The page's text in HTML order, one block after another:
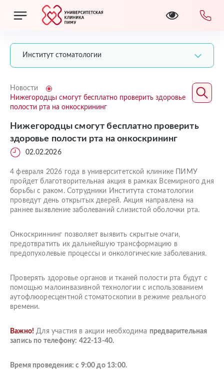
Институт стоматологии
Новости
Нижегородцы смогут бесплатно проверить здоровье
полости рта на онкоскрининг
Нижегородцы смогут бесплатно проверить
здоровье полости рта на онкоскрининг
02.02.2026
4 февраля 2026 года в университетской клинике ПИМУ
пройдет благотворительная акция в рамках Всемирного дня
борьбы с раком. Сотрудники Института стоматологии
проведут день открытых дверей. Акция направлена на
раннее выявление заболеваний слизистой оболочки рта.
Онкоскриннинг позволяет выявить скрытые очаги,
предотвратить их дальнейшую трансформацию в
предопухолевые процессы и онкологические заболевания.
Проверять здоровье органов и тканей полости рта будут с
помощью малоинвазивной технологии с использованием
аутофлюоресцентной стоматоскопии в режиме реального
времени.
Важно! Для участия в акции необходима предварительная
запись по телефону: 422-13-40.
Время проведения: с 9:00 до 13:00.